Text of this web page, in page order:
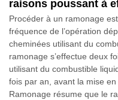
raisons poussant à
Procéder à un ramonage
fréquence de l’opération
cheminées utilisant du
ramonage s’effectue deux
utilisant du combustible
fois par an, avant la mise
Ramonage résume que le